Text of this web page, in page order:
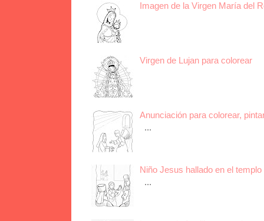
Imagen de la Virgen María del
Virgen de Lujan para colorear
Anunciación para colorear,
...
Niño Jesus hallado en el
...